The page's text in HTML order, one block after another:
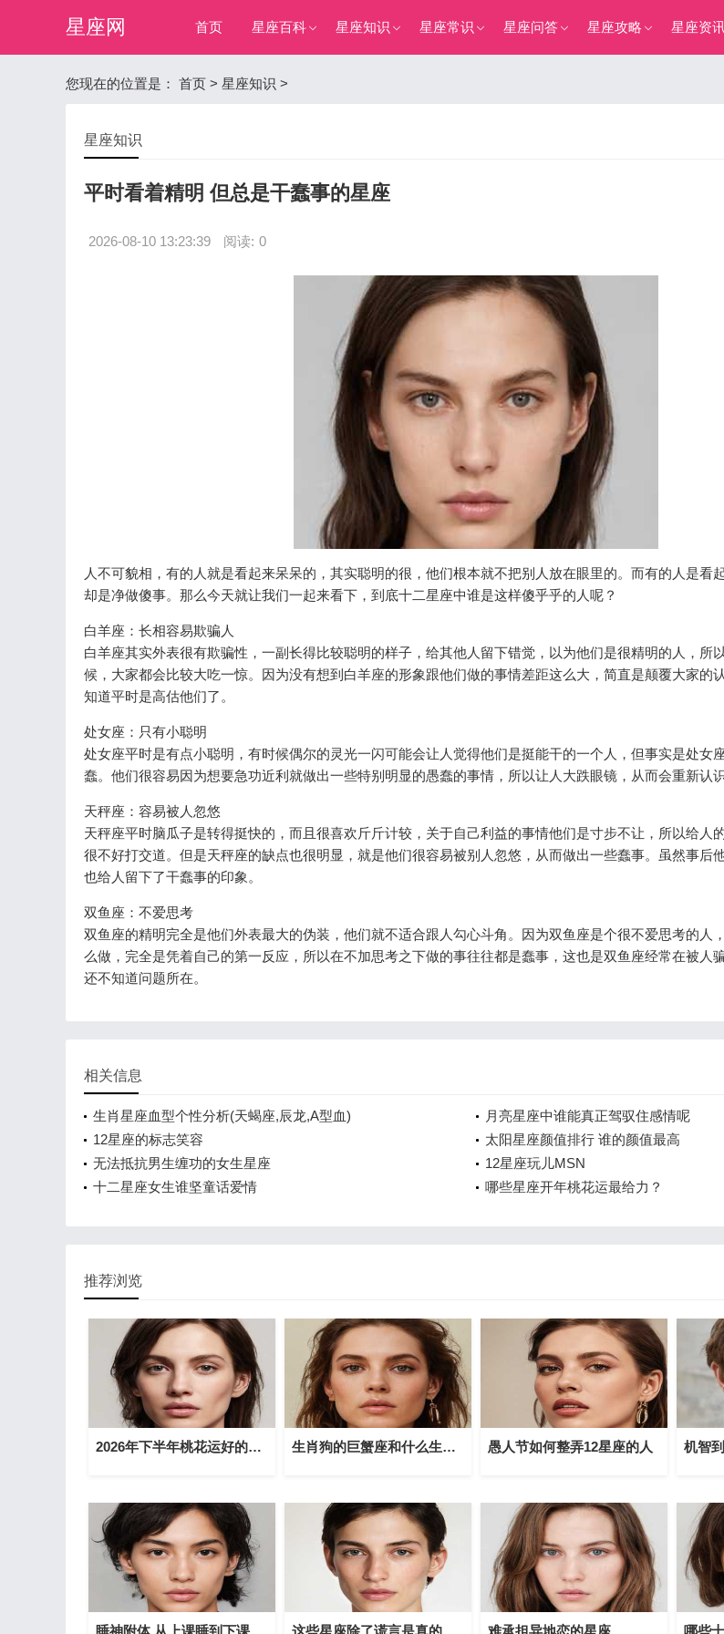
星座网 首页 星座百科 星座知识 星座常识 星座问答 星座攻略 星座资
您现在的位置是： 首页 > 星座知识 >
星座知识
平时看着精明 但总是干蠢事的星座
2026-08-10 13:23:39 阅读: 0
人不可貌相，有的人就是看起来呆呆的，其实聪明的很，他们根本就不把别人放在眼里的。而有的人是看
却是净做傻事。那么今天就让我们一起来看下，到底十二星座中谁是这样傻乎乎的人呢？
白羊座：长相容易欺骗人
白羊座其实外表很有欺骗性，一副长得比较聪明的样子，给其他人留下错觉，以为他们是很精明的人，所
候，大家都会比较大吃一惊。因为没有想到白羊座的形象跟他们做的事情差距这么大，简直是颠覆大家的
知道平时是高估他们了。
处女座：只有小聪明
处女座平时是有点小聪明，有时候偶尔的灵光一闪可能会让人觉得他们是挺能干的一个人，但事实是处女
蠢。他们很容易因为想要急功近利就做出一些特别明显的愚蠢的事情，所以让人大跌眼镜，从而会重新认
天秤座：容易被人忽悠
天秤座平时脑瓜子是转得挺快的，而且很喜欢斤斤计较，关于自己利益的事情他们是寸步不让，所以给人
很不好打交道。但是天秤座的缺点也很明显，就是他们很容易被别人忽悠，从而做出一些蠢事。虽然事后
也给人留下了干蠢事的印象。
双鱼座：不爱思考
双鱼座的精明完全是他们外表最大的伪装，他们就不适合跟人勾心斗角。因为双鱼座是个很不爱思考的人
么做，完全是凭着自己的第一反应，所以在不加思考之下做的事往往都是蠢事，这也是双鱼座经常在被人
还不知道问题所在。
相关信息
生肖星座血型个性分析(天蝎座,辰龙,A型血)
月亮星座中谁能真正驾驭住感情呢
12星座的标志笑容
太阳星座颜值排行 谁的颜值最高
无法抵抗男生缠功的女生星座
12星座玩儿MSN
十二星座女生谁坚童话爱情
哪些星座开年桃花运最给力？
推荐浏览
2026年下半年桃花运好的星座 谁是桃花冠军 生肖狗的巨蟹座和什么生肖星座最配 愚人节如何整弄12星座的人
难承担异地恋的星座 哪些